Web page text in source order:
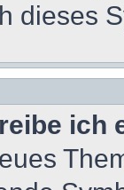
dieses
ich